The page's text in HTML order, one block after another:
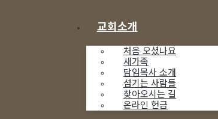
교회소개
처음 오셨나요
새가족
담임목사 소개
섬기는 사람들
찾아오시는 길
온라인 헌금